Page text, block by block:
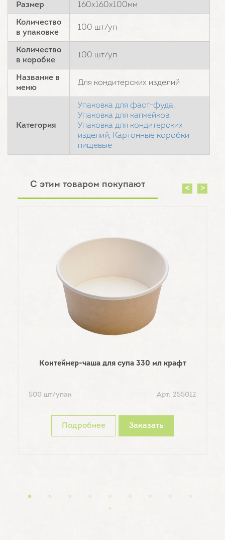
Размер 160х160х100мм
Количество
в упаковке
100 шт/уп
Количество
в коробке
100 шт/уп
Название в
меню
Для кондитерских изделий
Категория
Упаковка для фаст-фуда,
Упаковка для капкейков,
Упаковка для кондитерских
изделий, Картонные коробки
пищевые
С этим товаром покупают
Контейнер-чаша для супа 330 мл крафт
500 шт/упак Арт: 255012
Подробнее Заказать